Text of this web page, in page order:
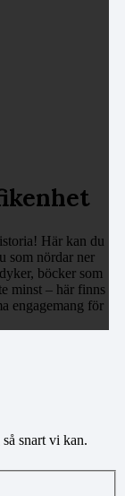
Här kan du
som nördar ner
böcker som
minst – här finns
engagemang för
snart vi kan.